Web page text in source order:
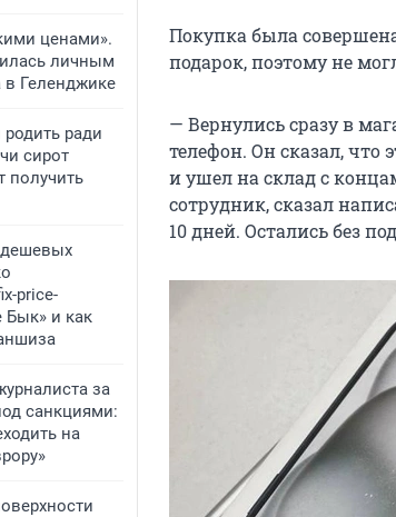
ценами».
личным
Геленджике
ради
сирот
получить
price-
Бык» и как
за
санкциями:
на
Покупка была
подарок, поэтому не
— Вернулись сразу в
телефон. Он сказал, что
и ушел на склад с
сотрудник, сказал
10 дней. Остались без